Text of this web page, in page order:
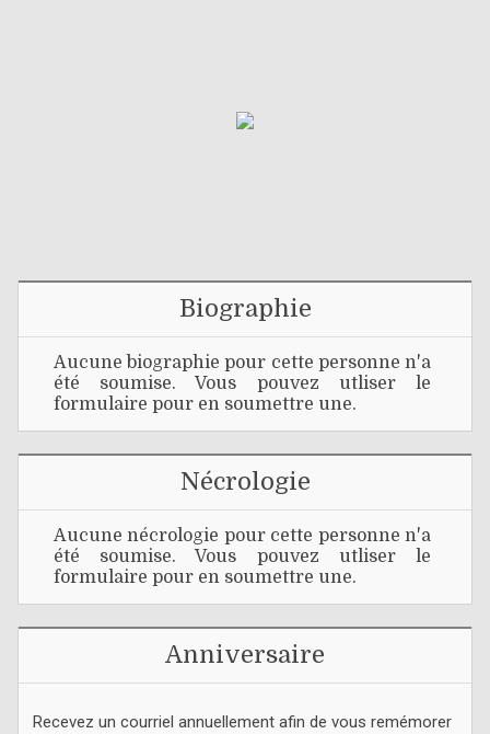
Biographie
Aucune biographie pour cette personne n'a
été soumise. Vous pouvez utliser le
formulaire pour en soumettre une.
Nécrologie
Aucune nécrologie pour cette personne n'a
été soumise. Vous pouvez utliser le
formulaire pour en soumettre une.
Anniversaire
Recevez un courriel annuellement afin de vous remémorer